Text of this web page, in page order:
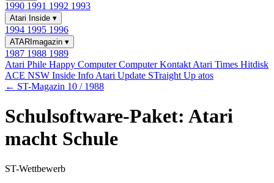
1990 1991 1992 1993
Atari Inside ▾
1994 1995 1996
ATARImagazin ▾
1987 1988 1989
Atari Phile Happy ComputerComputer Kontakt Atari Times Hitdisk
ACE NSW Inside Info Atari Update STraight Up atos
← ST-Magazin 10 / 1988
Schulsoftware-Paket: Atari
macht Schule
ST-Wettbewerb